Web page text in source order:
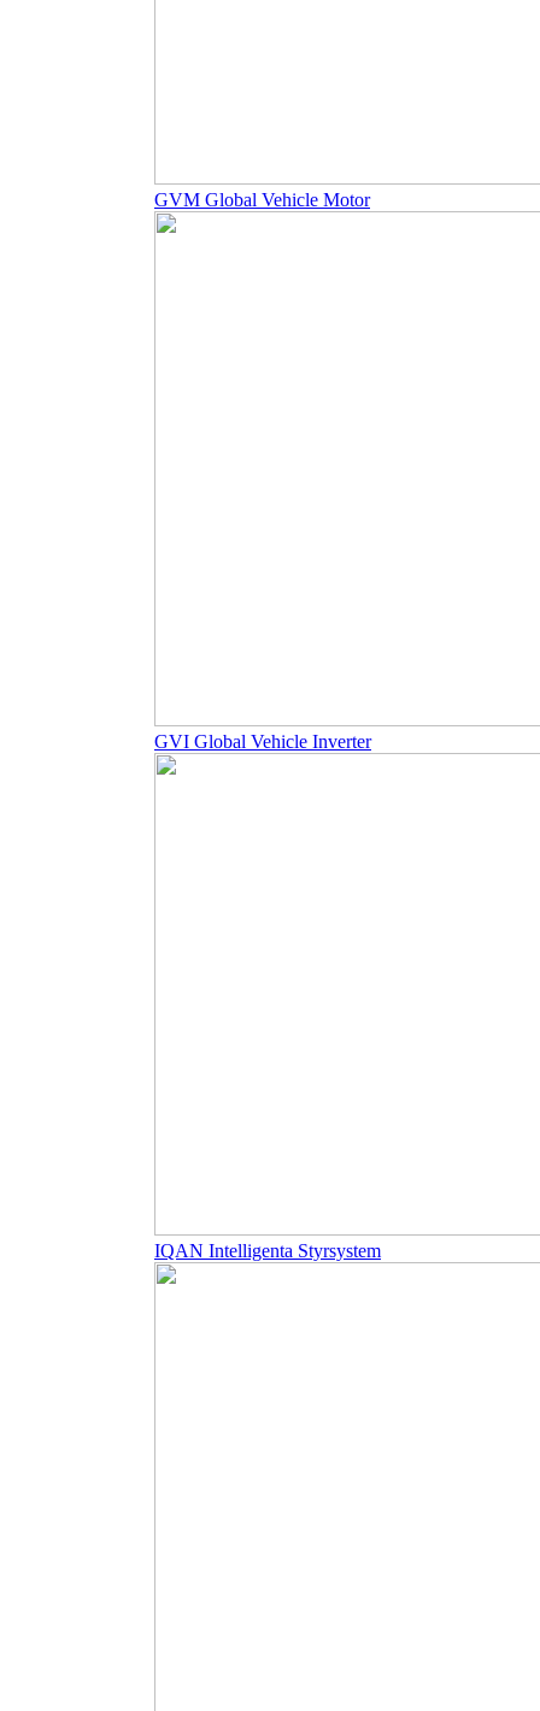
GVM Global Vehicle Motor
GVI Global Vehicle Inverter
IQAN Intelligenta Styrsystem